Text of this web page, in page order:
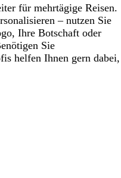
für mehrtägige Reisen.
– nutzen Sie
Ihre Botschaft oder
Sie
helfen Ihnen gern dabei,